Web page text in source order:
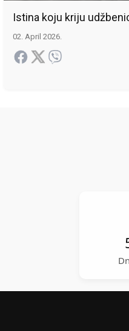
Istina koju kriju
02. April 2026.